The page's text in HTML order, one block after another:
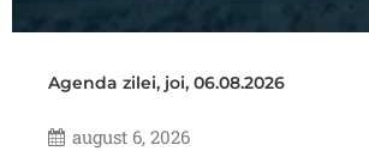
Agenda zilei, joi, 06.08.2026
august 6, 2026